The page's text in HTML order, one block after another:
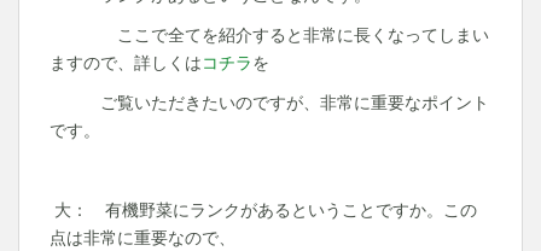
ここで全てを紹介すると非常に長くなってしまい
ますので、詳しくはコチラを
ご覧いただきたいのですが、非常に重要なポイント
です。
大： 有機野菜にランクがあるということですか。この
点は非常に重要なので、